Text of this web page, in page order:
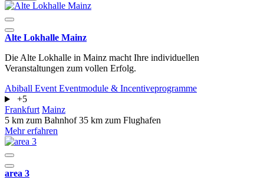
Alte Lokhalle Mainz
Die Alte Lokhalle in Mainz macht Ihre individuellen
Veranstaltungen zum vollen Erfolg.
Abiball Event Eventmodule & Incentiveprogramme
+5
Frankfurt Mainz
5 km zum Bahnhof35 km zum Flughafen
Mehr erfahren
area 3